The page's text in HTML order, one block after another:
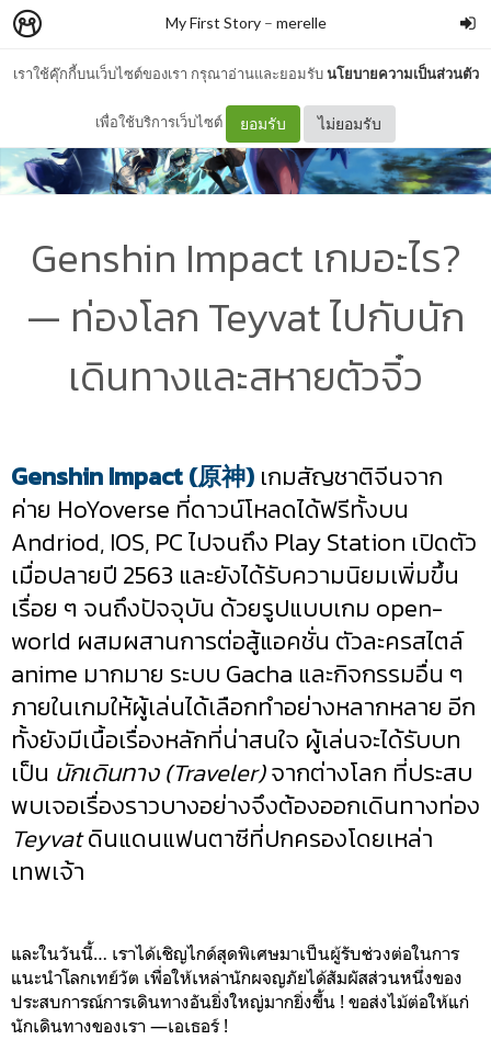
เราใช้คุ๊กกี้บนเว็บไซต์ของเรา กรุณาอ่านและยอมรับนโยบายความเป็นส่วนตัว
เพื่อใช้บริการเว็บไซต์ ยอมรับ ไม่ยอมรับ
My First Story– merelle
Genshin Impact เกมอะไร?
— ท่องโลก Teyvat ไปกับนัก
เดินทางและสหายตัวจิ๋ว
Genshin Impact (原神) เกมสัญชาติจีนจาก
ค่าย HoYoverse ที่ดาวน์โหลดได้ฟรีทั้งบน
Andriod, IOS, PC ไปจนถึง Play Station เปิดตัว
เมื่อปลายปี 2563 และยังได้รับความนิยมเพิ่มขึ้น
เรื่อย ๆ จนถึงปัจจุบัน ด้วยรูปแบบเกม open-
world ผสมผสานการต่อสู้แอคชั่น ตัวละครสไตล์
anime มากมาย ระบบ Gacha และกิจกรรมอื่น ๆ
ภายในเกมให้ผู้เล่นได้เลือกทำอย่างหลากหลาย อีก
ทั้งยังมีเนื้อเรื่องหลักที่น่าสนใจ ผู้เล่นจะได้รับบท
เป็น นักเดินทาง (Traveler)จากต่างโลก ที่ประสบ
พบเจอเรื่องราวบางอย่างจึงต้องออกเดินทางท่อง
Teyvatดินแดนแฟนตาซีที่ปกครองโดยเหล่า
เทพเจ้า
และในวันนี้… เราได้เชิญไกด์สุดพิเศษมาเป็นผู้รับช่วงต่อในการ
แนะนำโลกเทย์วัต เพื่อให้เหล่านักผจญภัยได้สัมผัสส่วนหนึ่งของ
ประสบการณ์การเดินทางอันยิ่งใหญ่มากยิ่งขึ้น ! ขอส่งไม้ต่อให้แก่
นักเดินทางของเรา —เอเธอร์ !